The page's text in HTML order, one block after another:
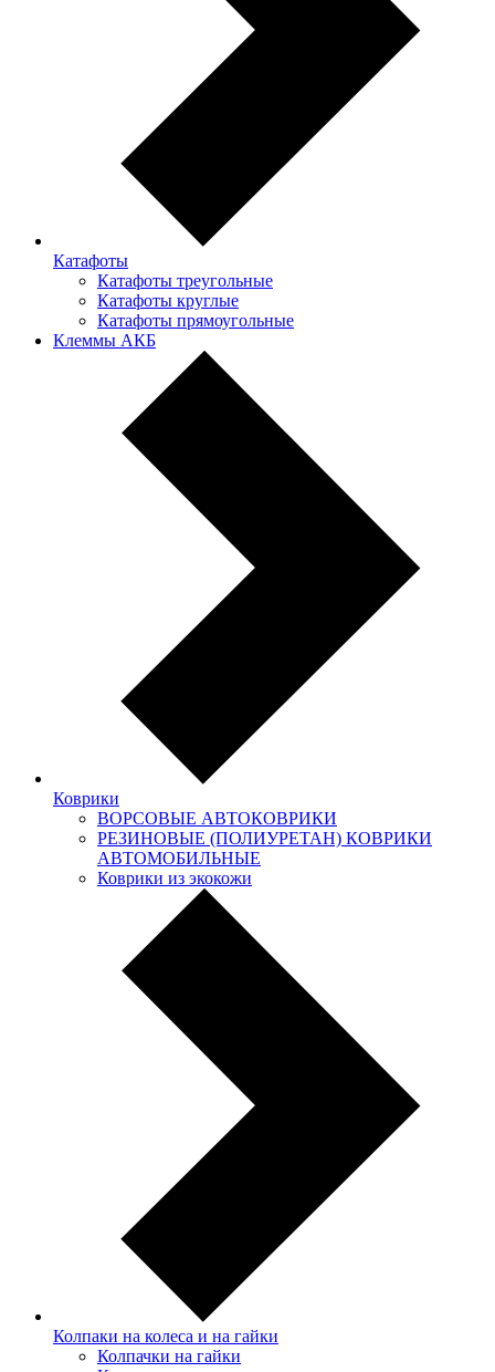
Катафоты
Катафоты треугольные
Катафоты круглые
Катафоты прямоугольные
Клеммы АКБ
Коврики
ВОРСОВЫЕ АВТОКОВРИКИ
РЕЗИНОВЫЕ (ПОЛИУРЕТАН) КОВРИКИ
АВТОМОБИЛЬНЫЕ
Коврики из экокожи
Колпаки на колеса и на гайки
Колпачки на гайки